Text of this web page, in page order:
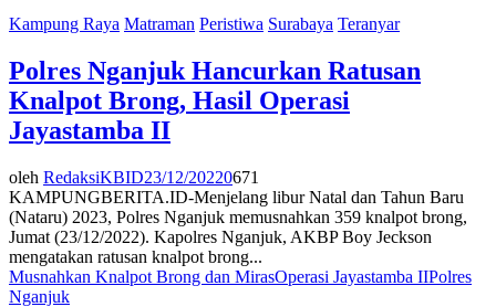
Kampung Raya Matraman Peristiwa Surabaya Teranyar
Polres Nganjuk Hancurkan Ratusan
Knalpot Brong, Hasil Operasi
Jayastamba II
oleh RedaksiKBID23/12/20220671
KAMPUNGBERITA.ID-Menjelang libur Natal dan Tahun Baru
(Nataru) 2023, Polres Nganjuk memusnahkan 359 knalpot brong,
Jumat (23/12/2022). Kapolres Nganjuk, AKBP Boy Jeckson
mengatakan ratusan knalpot brong...
Musnahkan Knalpot Brong dan MirasOperasi Jayastamba IIPolres
Nganjuk